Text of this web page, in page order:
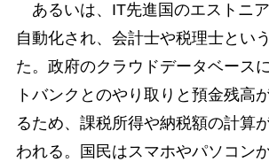
あるいは、IT先進国のエストニ
自動化され、会計士や税理士とい
た。政府のクラウドデータベース
トバンクとのやり取りと預金残高
るため、課税所得や納税額の計算
われる。国民はスマホやパソコン